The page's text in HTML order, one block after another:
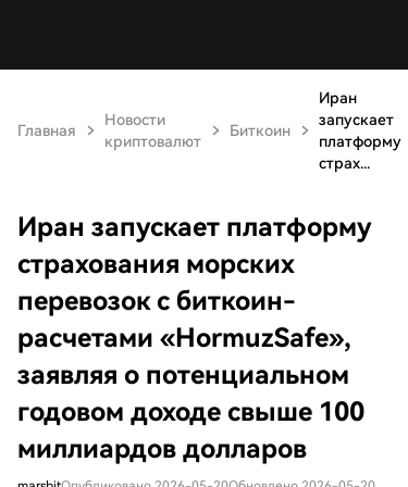
Главная
Новости
криптовалют
Биткоин
Иран
запускает
платформу
страх...
Иран запускает платформу
страхования морских
перевозок с биткоин-
расчетами «HormuzSafe»,
заявляя о потенциальном
годовом доходе свыше 100
миллиардов долларов